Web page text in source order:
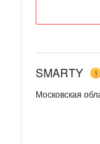
SMARTY 1
Московская